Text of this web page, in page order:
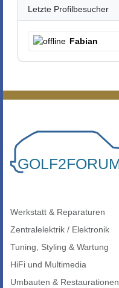
Letzte Profilbesucher
Fabian
Werkstatt & Reparaturen
Zentralelektrik / Elektronik
Tuning, Styling & Wartung
HiFi und Multimedia
Umbauten & Restaurationen